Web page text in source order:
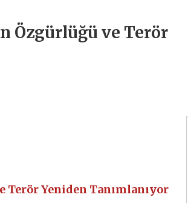
Özgürlüğü ve Terör
Terör Yeniden Tanımlanıyor